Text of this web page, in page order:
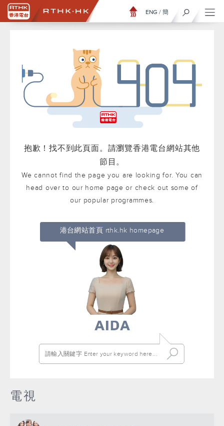
ENG / 簡
抱歉！找不到此頁面。請瀏覽香港電台網站其他
節目。
We cannot find the page you are looking for. You can
head over to our home page or check out some of
our popular programmes.
港台網站首頁 rthk.hk homepage
電視